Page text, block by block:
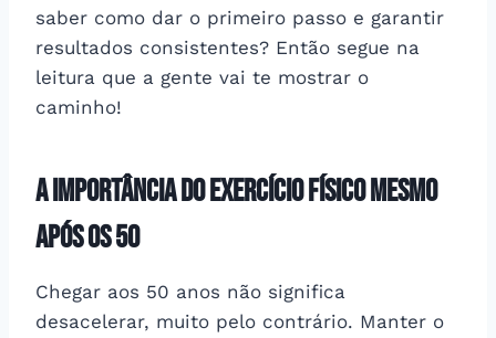
saber como dar o primeiro passo e garantir
resultados consistentes? Então segue na
leitura que a gente vai te mostrar o
caminho!
A importância do exercício físico mesmo
após os 50
Chegar aos 50 anos não significa
desacelerar, muito pelo contrário. Manter o